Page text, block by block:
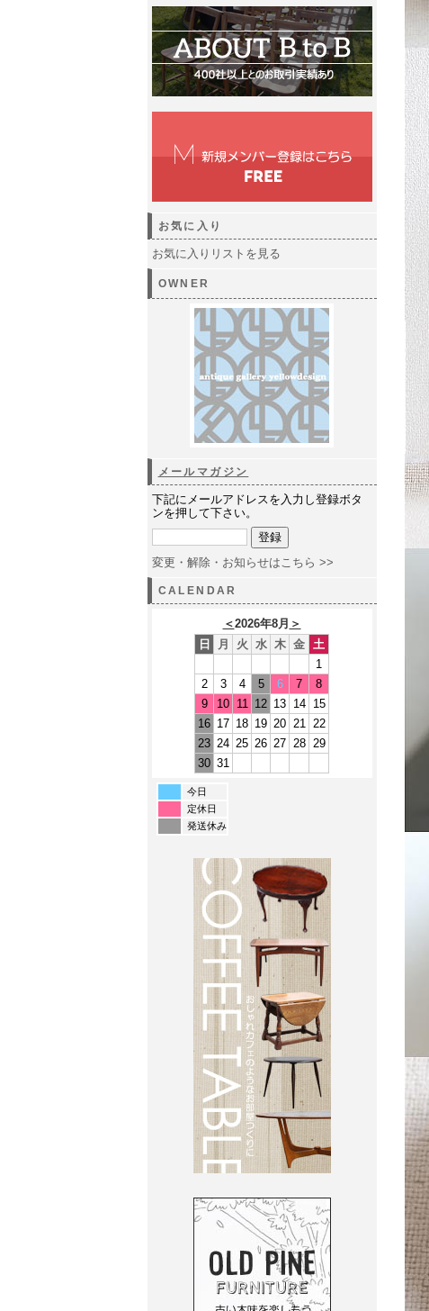
お気に入り
お気に入りリストを見る
OWNER
メールマガジン
下記にメールアドレスを入力し登録ボタ
ンを押して下さい。
変更・解除・お知らせはこちら >>
CALENDAR
＜2026年8月 ＞
日
月 火 水 木 金 土
1
2
3 4 5 6 7
8
9
10 11 12 13 14
15
16 17 18 19 20 21 22
23 24 25 26 27 28 29
30 31
今日
定休日
発送休み